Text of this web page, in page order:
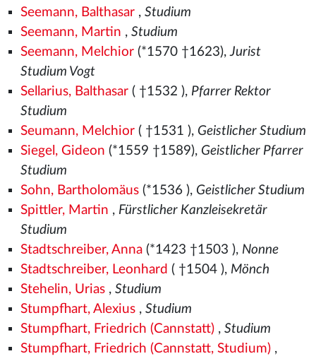
Seemann, Balthasar, Studium
Seemann, Martin , Studium
Seemann, Melchior(*1570 †1623),Jurist
Studium Vogt
Sellarius, Balthasar( †1532 ), Pfarrer Rektor
Studium
Seumann, Melchior( †1531 ), Geistlicher Studium
Siegel, Gideon (*1559 †1589), Geistlicher Pfarrer
Studium
Sohn, Bartholomäus(*1536 ), Geistlicher Studium
Spittler, Martin , Fürstlicher Kanzleisekretär
Studium
Stadtschreiber, Anna(*1423 †1503 ), Nonne
Stadtschreiber, Leonhard ( †1504 ), Mönch
Stehelin, Urias, Studium
Stumpfhart, Alexius, Studium
Stumpfhart, Friedrich (Cannstatt), Studium
Stumpfhart, Friedrich (Cannstatt, Studium),